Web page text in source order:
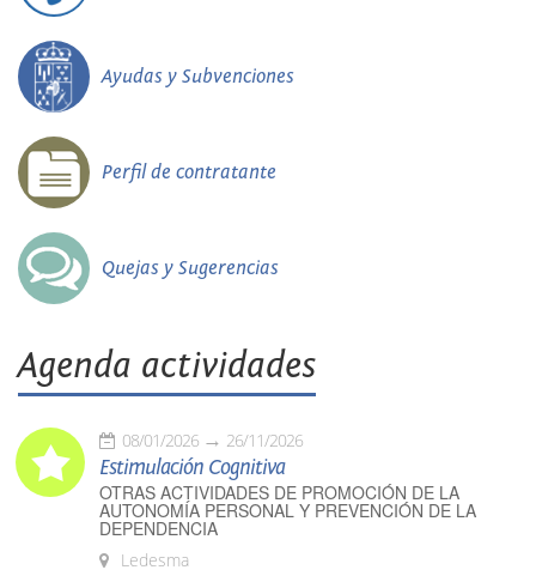
Ayudas y Subvenciones
Perfil de contratante
Quejas y Sugerencias
Agenda actividades
08/01/2026 26/11/2026
Estimulación Cognitiva
OTRAS ACTIVIDADES DE PROMOCIÓN DE LA
AUTONOMÍA PERSONAL Y PREVENCIÓN DE LA
DEPENDENCIA
Ledesma